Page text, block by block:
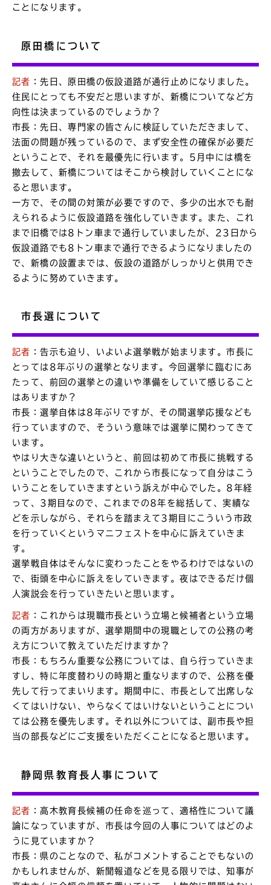
ことになります。
原田橋について
記者 ：先日、原田橋の仮設道路が通行止めになりました。
住民にとっても不安だと思いますが、新橋についてなど方
向性は決まっているのでしょうか？
市長：先日、専門家の皆さんに検証していただきまして、
法面の問題が残っているので、まず安全性の確保が必要だ
ということで、それを最優先に行います。5月中には橋を
撤去して、新橋についてはそこから検討していくことにな
ると思います。
一方で、その間の対策が必要ですので、多少の出水でも耐
えられるように仮設道路を強化していきます。また、これ
まで旧橋では8トン車まで通行していましたが、23日から
仮設道路でも8トン車まで通行できるようになりましたの
で、新橋の設置までは、仮設の道路がしっかりと供用でき
るように努めていきます。
市長選について
記者 ：告示も迫り、いよいよ選挙戦が始まります。市長に
とっては8年ぶりの選挙となります。今回選挙に臨むにあ
たって、前回の選挙との違いや準備をしていて感じること
はありますか？
市長：選挙自体は8年ぶりですが、その間選挙応援なども
行っていますので、そういう意味では選挙に関わってきて
います。
やはり大きな違いというと、前回は初めて市長に挑戦する
ということでしたので、これから市長になって自分はこう
いうことをしていきますという訴えが中心でした。8年経
って、3期目なので、これまでの8年を総括して、実績な
どを示しながら、それらを踏まえて3期目にこういう市政
を行っていくというマニフェストを中心に訴えていきま
す。
選挙戦自体はそんなに変わったことをやるわけではないの
で、街頭を中心に訴えをしていきます。夜はできるだけ個
人演説会を行っていきたいと思います。
記者 ：これからは現職市長という立場と候補者という立場
の両方がありますが、選挙期間中の現職としての公務の考
え方について教えていただけますか？
市長：もちろん重要な公務については、自ら行っていきま
すし、特に年度替わりの時期と重なりますので、公務を優
先して行ってまいります。期間中に、市長として出席しな
くてはいけない、やらなくてはいけないということについ
ては公務を優先します。それ以外については、副市長や担
当の部長などにご支援をいただくことになると思います。
静岡県教育長人事について
記者 ：高木教育長候補の任命を巡って、適格性について議
論になっていますが、市長は今回の人事についてはどのよ
うに見ていますか？
市長：県のことなので、私がコメントすることでもないの
かもしれませんが、新聞報道などを見る限りでは、知事が